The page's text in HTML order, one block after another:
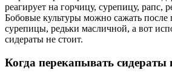
реагирует на горчицу, сурепицу, рапс,
Бобовые культуры можно сажать после
сурепицы, редьки масличной, а вот
сидераты не стоит.
Когда перекапывать сидераты